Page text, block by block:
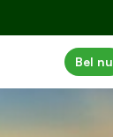
Bel nu